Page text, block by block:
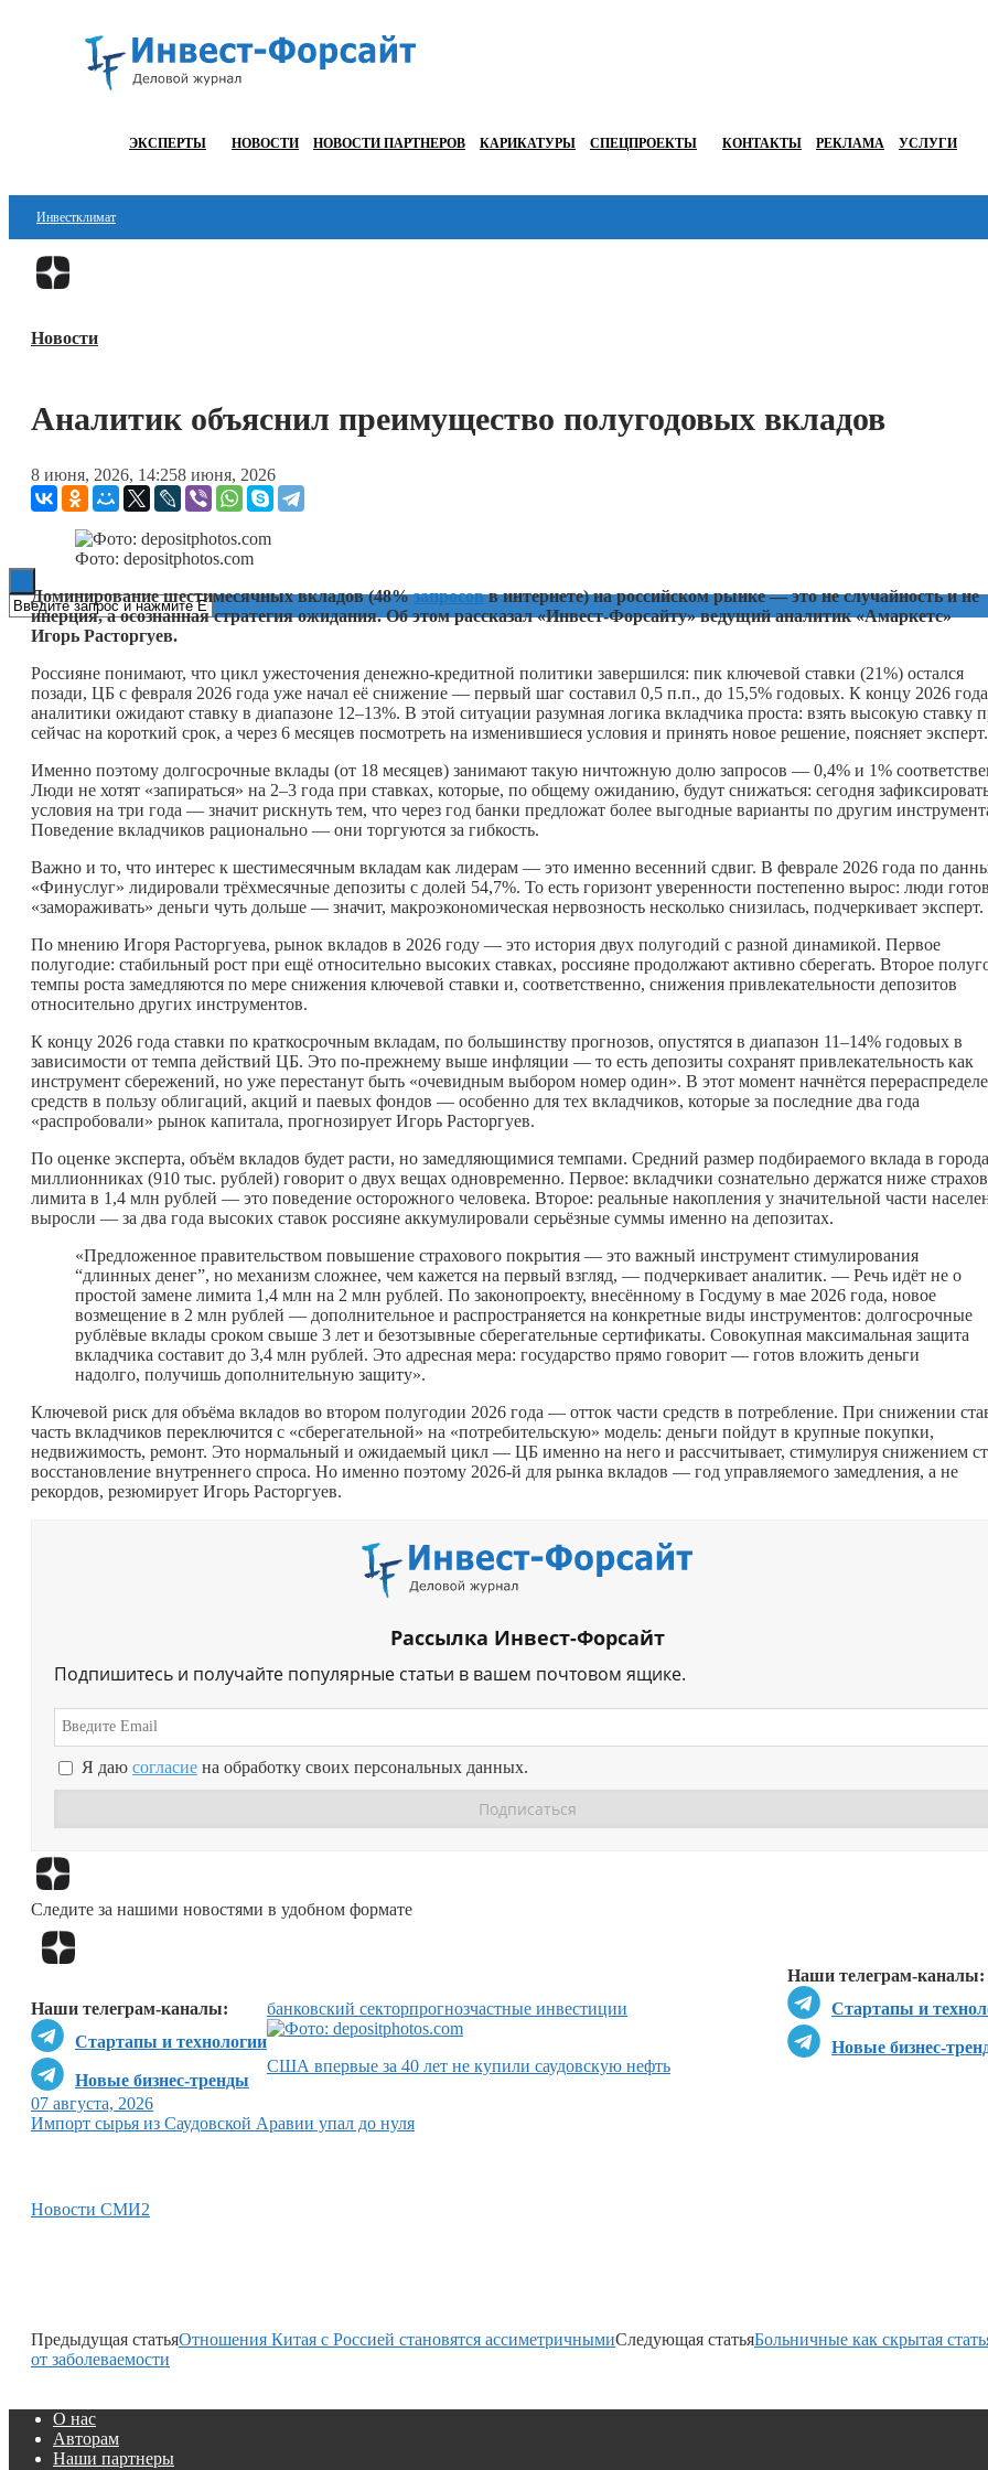
ЭКСПЕРТЫ НОВОСТИ НОВОСТИ ПАРТНЕРОВ КАРИКАТУРЫ СПЕЦПРОЕКТЫ КОНТАКТЫ РЕКЛАМА УСЛУГИ
Инвестклимат
Финансы
Блокчейн
ESG
Новости
Аналитик объяснил преимущество полугодовых вкладов
8 июня, 2026, 14:258 июня, 2026
Фото: depositphotos.com
Доминирование шестимесячных вкладов (48%запросовв интернете) на российском рынке — это не случайность и не
инерция, а осознанная стратегия ожидания. Об этом рассказал «Инвест-Форсайту» ведущий аналитик «Амаркетс»
Игорь Расторгуев.
Россияне понимают, что цикл ужесточения денежно-кредитной политики завершился: пик ключевой ставки (21%) остался
позади, ЦБ с февраля 2026 года уже начал её снижение — первый шаг составил 0,5 п.п., до 15,5% годовых. К концу 2026 года
аналитики ожидают ставку в диапазоне 12–13%. В этой ситуации разумная логика вкладчика проста: взять высокую ставку
сейчас на короткий срок, а через 6 месяцев посмотреть на изменившиеся условия и принять новое решение, поясняет эксперт.
Именно поэтому долгосрочные вклады (от 18 месяцев) занимают такую ничтожную долю запросов — 0,4% и 1%
Люди не хотят «запираться» на 2–3 года при ставках, которые, по общему ожиданию, будут снижаться: сегодня
условия на три года — значит рискнуть тем, что через год банки предложат более выгодные варианты по другим
Поведение вкладчиков рационально — они торгуются за гибкость.
Важно и то, что интерес к шестимесячным вкладам как лидерам — это именно весенний сдвиг. В феврале 2026 года по
«Финуслуг» лидировали трёхмесячные депозиты с долей 54,7%. То есть горизонт уверенности постепенно вырос: люди
«замораживать» деньги чуть дольше — значит, макроэкономическая нервозность несколько снизилась, подчеркивает эксперт.
По мнению Игоря Расторгуева, рынок вкладов в 2026 году — это история двух полугодий с разной динамикой. Первое
полугодие: стабильный рост при ещё относительно высоких ставках, россияне продолжают активно сберегать. Второе
темпы роста замедляются по мере снижения ключевой ставки и, соответственно, снижения привлекательности депозитов
относительно других инструментов.
К концу 2026 года ставки по краткосрочным вкладам, по большинству прогнозов, опустятся в диапазон 11–14% годовых в
зависимости от темпа действий ЦБ. Это по-прежнему выше инфляции — то есть депозиты сохранят привлекательность как
инструмент сбережений, но уже перестанут быть «очевидным выбором номер один». В этот момент начнётся
средств в пользу облигаций, акций и паевых фондов — особенно для тех вкладчиков, которые за последние два года
«распробовали» рынок капитала, прогнозирует Игорь Расторгуев.
По оценке эксперта, объём вкладов будет расти, но замедляющимися темпами. Средний размер подбираемого вклада в
миллионниках (910 тыс. рублей) говорит о двух вещах одновременно. Первое: вкладчики сознательно держатся ниже
лимита в 1,4 млн рублей — это поведение осторожного человека. Второе: реальные накопления у значительной части
выросли — за два года высоких ставок россияне аккумулировали серьёзные суммы именно на депозитах.
«Предложенное правительством повышение страхового покрытия — это важный инструмент стимулирования
“длинных денег”, но механизм сложнее, чем кажется на первый взгляд, — подчеркивает аналитик. — Речь идёт не о
простой замене лимита 1,4 млн на 2 млн рублей. По законопроекту, внесённому в Госдуму в мае 2026 года, новое
возмещение в 2 млн рублей — дополнительное и распространяется на конкретные виды инструментов: долгосрочные
рублёвые вклады сроком свыше 3 лет и безотзывные сберегательные сертификаты. Совокупная максимальная защита
вкладчика составит до 3,4 млн рублей. Это адресная мера: государство прямо говорит — готов вложить деньги
надолго, получишь дополнительную защиту».
Ключевой риск для объёма вкладов во втором полугодии 2026 года — отток части средств в потребление. При снижении
часть вкладчиков переключится с «сберегательной» на «потребительскую» модель: деньги пойдут в крупные покупки,
недвижимость, ремонт. Это нормальный и ожидаемый цикл — ЦБ именно на него и рассчитывает, стимулируя снижением
восстановление внутреннего спроса. Но именно поэтому 2026-й для рынка вкладов — год управляемого замедления, а не
рекордов, резюмирует Игорь Расторгуев.
Рассылка Инвест-Форсайт
Подпишитесь и получайте популярные статьи в вашем почтовом ящике.
Я даю согласие на обработку своих персональных данных.
Следите за нашими новостями в удобном формате
Наши телеграм-каналы:
Стартапы и
Новые бизнес-
Наши телеграм-каналы:
Стартапы и технологии
Новые бизнес-тренды
банковский секторпрогнозчастные инвестиции
США впервые за 40 лет не купили саудовскую нефть
07 августа, 2026
Импорт сырья из Саудовской Аравии упал до нуля
Новости СМИ2
Предыдущая статьяОтношения Китая с Россией становятся ассиметричнымиСледующая статьяБольничные как скрытая
от заболеваемости
О нас
Авторам
Наши партнеры